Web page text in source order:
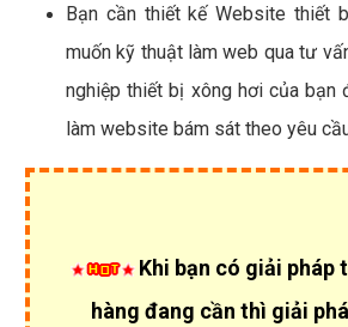
Bạn cần thiết kế Website thiết
muốn kỹ thuật làm web qua tư
nghiệp thiết bị xông hơi của bạn
làm website bám sát theo yêu
Khi bạn có giải pháp
hàng đang cần thì giải